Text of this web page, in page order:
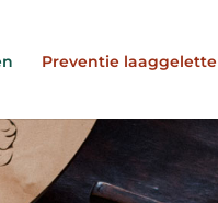
Preventie